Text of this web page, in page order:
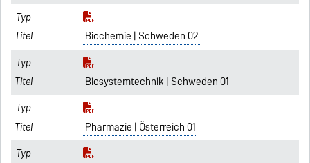
Biochemie | Schweden 02
Biosystemtechnik | Schweden 01
Pharmazie | Österreich 01